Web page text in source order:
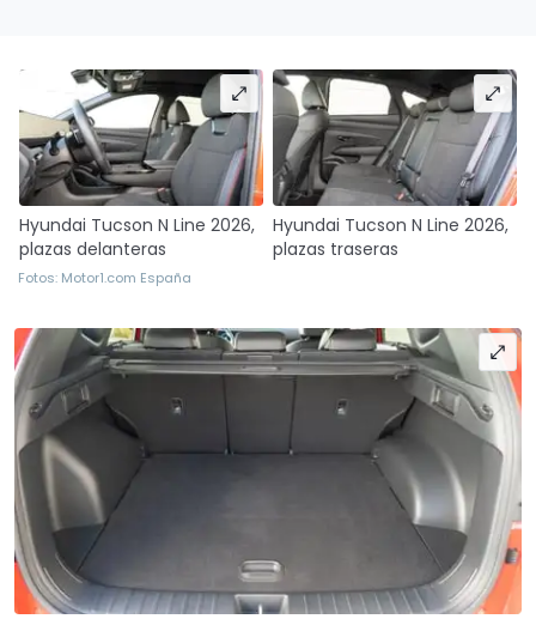
Hyundai Tucson N Line 2026,
plazas delanteras
Hyundai Tucson N Line 2026,
plazas traseras
Fotos: Motor1.com España